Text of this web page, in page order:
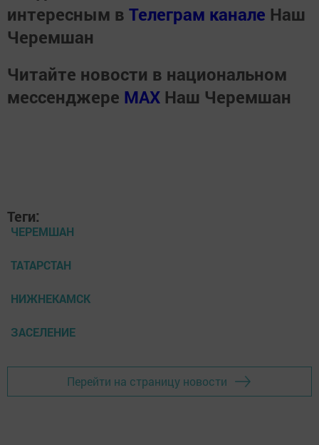
интересным в Телеграм канале Наш
Черемшан
Читайте новости в национальном
мессенджере MАХ Наш Черемшан
Теги:
ЧЕРЕМШАН
ТАТАРСТАН
НИЖНЕКАМСК
ЗАСЕЛЕНИЕ
Перейти на страницу новости